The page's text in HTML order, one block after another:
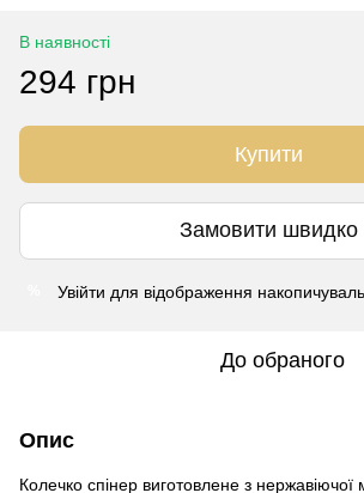
В наявності
294 грн
Купити
Замовити швидко
Увійти для відображення
До обраного
Опис
Колечко спінер виготовлене з нержавіючої